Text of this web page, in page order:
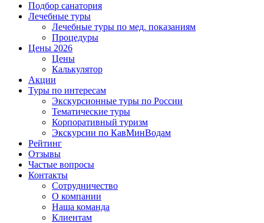
Подбор санатория
Лечебные туры
Лечебные туры по мед. показаниям
Процедуры
Цены 2026
Цены
Калькулятор
Акции
Туры по интересам
Экскурсионные туры по России
Тематические туры
Корпоративный туризм
Экскурсии по КавМинВодам
Рейтинг
Отзывы
Частые вопросы
Контакты
Сотрудничество
О компании
Наша команда
Клиентам